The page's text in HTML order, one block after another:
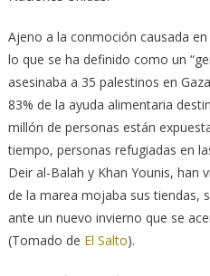
Ajeno a la conmoción causada
lo que se ha definido como un
asesinaba a 35 palestinos en
83% de la ayuda alimentaria
millón de personas están
tiempo, personas refugiadas en
Deir al-Balah y Khan Younis, han
de la marea mojaba sus tiendas,
ante un nuevo invierno que se
(Tomado de El Salto).